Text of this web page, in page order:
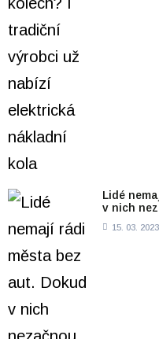
Lidé
v nich
15. 03. 2023